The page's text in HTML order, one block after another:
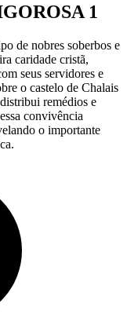
1
de nobres soberbos e
caridade cristã,
seus servidores e
o castelo de Chalais
remédios e
convivência
o importante